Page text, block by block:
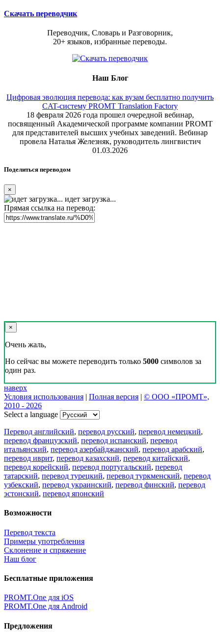
Скачать переводчик
Переводчик, Словарь и Разговорник,
20+ языков, избранные переводы.
Наш Блог
Цифровая эволюция перевода: как вузам бесплатно получить
CAT-систему PROMT Translation Factory
18 февраля 2026 года прошел очередной вебинар,
посвященный Академической программе компании PROMT
для представителей высших учебных заведений. Вебинар
провела Наталья Железняк, руководитель лингвистич
01.03.2026
Поделиться переводом
×
идет загрузка...
Прямая ссылка на перевод:
×
Очень жаль,
Но сейчас вы можете переводить только 5000 символов за
один раз.
наверх
Условия использования | Полная версия | © ООО «ПРОМТ»,
2010 - 2026
Select a language
Перевод английский, перевод русский, перевод немецкий,
перевод французский, перевод испанский, перевод
итальянский, перевод азербайджанский, перевод арабский,
перевод иврит, перевод казахский, перевод китайский,
перевод корейский, перевод португальский, перевод
татарский, перевод турецкий, перевод туркменский, перевод
узбекский, перевод украинский, перевод финский, перевод
эстонский, перевод японский
Возможности
Перевод текста
Примеры употребления
Склонение и спряжение
Наш блог
Бесплатные приложения
PROMT.One для iOS
PROMT.One для Android
Предложения